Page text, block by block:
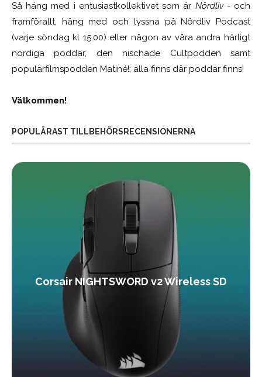
Så häng med i entusiastkollektivet som är Nördliv- och
framförallt, häng med och lyssna på Nördliv Podcast
(varje söndag kl 15.00) eller någon av våra andra härligt
nördiga poddar, den nischade Cultpodden samt
populärfilmspodden Matiné!; alla finns där poddar finns!
Välkommen!
POPULÄRAST TILLBEHÖRSRECENSIONERNA
Corsair NIGHTSWORD v2 Wireless SD